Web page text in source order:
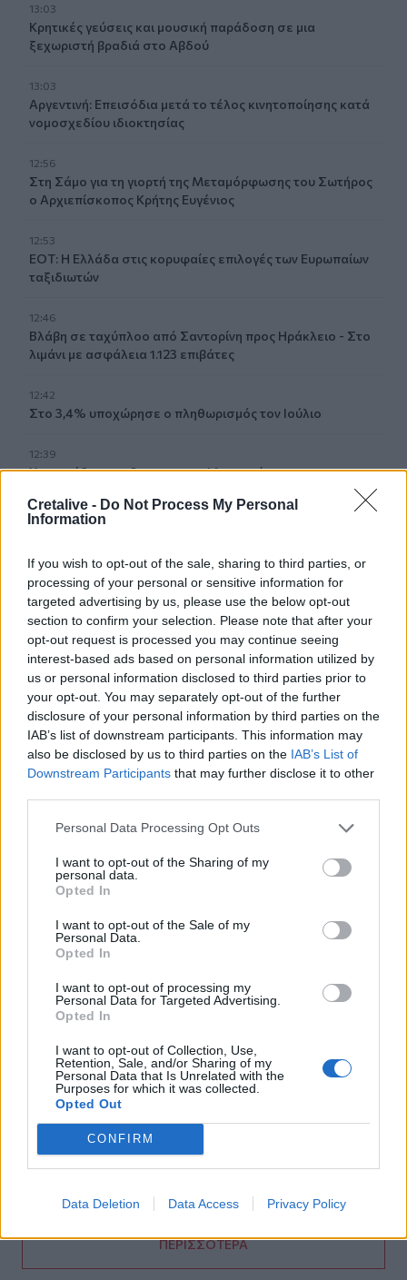
Cretalive - Do Not Process My Personal
Information
If you wish to opt-out of the sale, sharing to third parties, or
processing of your personal or sensitive information for
targeted advertising by us, please use the below opt-out
section to confirm your selection. Please note that after your
opt-out request is processed you may continue seeing
interest-based ads based on personal information utilized by
us or personal information disclosed to third parties prior to
your opt-out. You may separately opt-out of the further
disclosure of your personal information by third parties on the
IAB’s list of downstream participants. This information may
also be disclosed by us to third parties on the IAB’s List of
Downstream Participants that may further disclose it to other
Personal Data Processing Opt Outs
I want to opt-out of the Sharing of my
personal data.
Opted In
I want to opt-out of the Sale of my
Personal Data.
Opted In
I want to opt-out of processing my
Personal Data for Targeted Advertising.
Opted In
I want to opt-out of Collection, Use,
Retention, Sale, and/or Sharing of my
Personal Data that Is Unrelated with the
Purposes for which it was collected.
Opted Out
CONFIRM
Data Deletion Data Access Privacy Policy
13:03
Κρητικές γεύσεις και μουσική παράδοση σε μια
ξεχωριστή βραδιά στο Αβδού
13:03
Αργεντινή: Επεισόδια μετά το τέλος κινητοποίησης κατά
νομοσχεδίου ιδιοκτησίας
12:56
Στη Σάμο για τη γιορτή της Μεταμόρφωσης του Σωτήρος
ο Αρχιεπίσκοπος Κρήτης Ευγένιος
12:53
ΕΟΤ: Η Ελλάδα στις κορυφαίες επιλογές των Ευρωπαίων
ταξιδιωτών
12:46
Βλάβη σε ταχύπλοο από Σαντορίνη προς Ηράκλειο - Στο
λιμάνι με ασφάλεια 1.123 επιβάτες
12:42
Στο 3,4% υποχώρησε ο πληθωρισμός τον Ιούλιο
12:39
Xειροπέδες σε 16χρονο στη Φλωρεντία για την
κατηγορία προπαγανδιστικής δράσης με τρομοκρατικό
κίνητρο
Από τον αργαλειό στο εφτάζυμο: Η Κασταμονίτσα
ζωντανεύει μνήμες και γεύσεις άλλων εποχών
12:32
Συνελήφθη στη Γερμανία 31χρονος καταζητούμενος για
τρεις ανθρωποκτονίες στην Ελλάδα
12:25
Λακωνία: Θανατηφόρο τροχαίο στον Κλαδά
12:23
Με τα σκάφη τους έσωσαν δεκάδες ανθρώπους - Το
"ευχαριστώ" στους ιδιώτες που συνέδραμαν στην
Και επίσημα το Ειδικό Χωροταξικό Πλαίσιο για τον
Τουρισμό
Του έκλεψαν την αγελάδα και ξέσπασε στα κοινωνικά
12:08
έλαβε η 46χρονη
Έφηβος ο μακελάρης στην Ταϊλάνδη - Εκτέλεσε τους
παππούδες του και 6 άτομα σε σχολείο
11:42
ΠΕΡΙΣΣΟΤΕΡΑ